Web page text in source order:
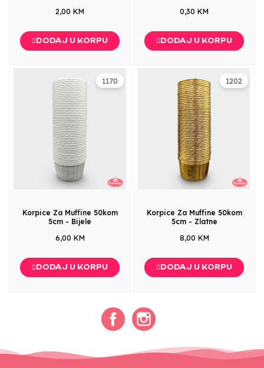
2,00 KM
DODAJ U KORPU
0,30 KM
DODAJ U KORPU
1170
Korpice Za Muffine 50kom
5cm - Bijele
6,00 KM
DODAJ U KORPU
1202
Korpice Za Muffine 50kom
5cm - Zlatne
8,00 KM
DODAJ U KORPU
Facebook